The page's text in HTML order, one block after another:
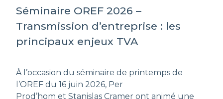
Séminaire OREF 2026 –
Transmission d’entreprise : les
principaux enjeux TVA
À l’occasion du séminaire de printemps de
l’OREF du 16 juin 2026, Per
Prod’hom et Stanislas Cramer ont animé une